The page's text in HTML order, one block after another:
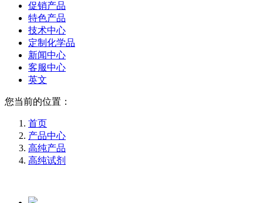
促销产品
特色产品
技术中心
定制化学品
新闻中心
客服中心
英文
您当前的位置：
首页
产品中心
高纯产品
高纯试剂